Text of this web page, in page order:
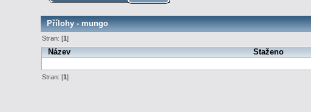
Přílohy - mungo
Stran: [1]
Název Staženo
Stran: [1]